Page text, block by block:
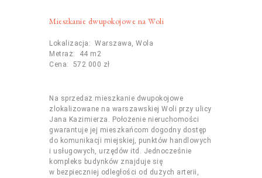
Mieszkanie dwupokojowe na Woli
Lokalizacja: Warszawa, Wola
Metraż: 44 m2
Cena: 572 000 zł
Na sprzedaż mieszkanie dwupokojowe
zlokalizowane na warszawskiej Woli przy ulicy
Jana Kazimierza. Położenie nieruchomości
gwarantuje jej mieszkańcom dogodny dostęp
do komunikacji miejskiej, punktów handlowych
i usługowych, urzędów itd. Jednocześnie
kompleks budynków znajduje się
w bezpieczniej odległości od dużych arterii,